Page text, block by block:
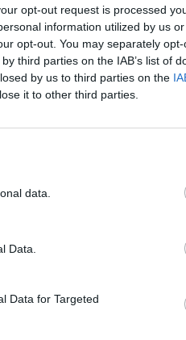
opt-out request is processed
information utilized by us
opt-out. You may separately
third parties on the IAB’s list of
by us to third parties on the
it to other third parties.
data.
Data.
Data for Targeted